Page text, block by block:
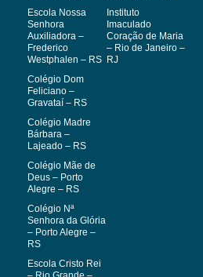
Escola Nossa
Senhora
Auxiliadora –
Frederico
Westphalen – RS
Colégio Dom
Feliciano –
Gravataí – RS
Colégio Madre
Bárbara –
Lajeado – RS
Colégio Mãe de
Deus – Porto
Alegre – RS
Colégio Nª
Senhora da Glória
– Porto Alegre –
RS
Escola Cristo Rei
Instituto
Imaculado
Coração de Maria
– Rio de Janeiro –
RJ